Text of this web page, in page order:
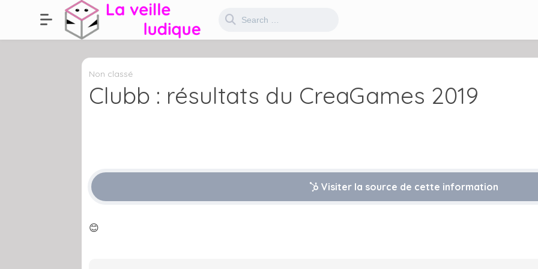
Non classé
Clubb : résultats du CreaGames 2019
Visiter la source de cette information
😊